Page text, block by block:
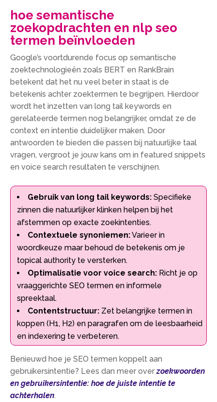
hoe semantische
zoekopdrachten en nlp seo
termen beïnvloeden
Google’s voortdurende focus op semantische
zoektechnologieën zoals BERT en RankBrain
betekent dat het nu veel beter in staat is de
betekenis achter zoektermen te begrijpen. Hierdoor
wordt het inzetten van long tail keywords en
gerelateerde termen nog belangrijker, omdat ze de
context en intentie duidelijker maken. Door
antwoorden te bieden die passen bij natuurlijke taal
vragen, vergroot je jouw kans om in featured snippets
en voice search resultaten te verschijnen.
Gebruik van long tail keywords: Specifieke
zinnen die natuurlijker klinken helpen bij het
afstemmen op exacte zoekintenties.
Contextuele synoniemen:Varieer in
woordkeuze maar behoud de betekenis om je
topical authority te versterken.
Optimalisatie voor voice search: Richt je op
vraaggerichte SEO termen en informele
spreektaal.
Contentstructuur: Zet belangrijke termen in
koppen (H1, H2) en paragrafen om de leesbaarheid
en indexering te verbeteren.
Benieuwd hoe je SEO termen koppelt aan
gebruikersintentie? Lees dan meer overzoekwoorden
en gebruikersintentie: hoe de juiste intentie te
achterhalen.